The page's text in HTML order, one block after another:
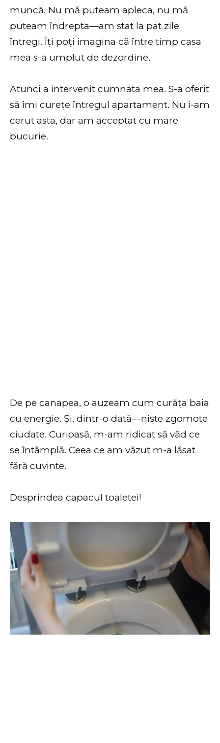
muncă. Nu mă puteam apleca, nu mă
puteam îndrepta—am stat la pat zile
întregi. Îți poți imagina că între timp casa
mea s-a umplut de dezordine.
Atunci a intervenit cumnata mea. S-a oferit
să îmi curețe întregul apartament. Nu i-am
cerut asta, dar am acceptat cu mare
bucurie.
De pe canapea, o auzeam cum curăța baia
cu energie. Și, dintr-o dată—niște zgomote
ciudate. Curioasă, m-am ridicat să văd ce
se întâmplă. Ceea ce am văzut m-a lăsat
fără cuvinte.
Desprindea capacul toaletei!